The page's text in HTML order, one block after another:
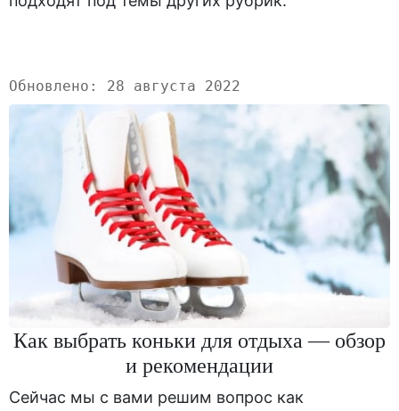
Обновлено: 28 августа 2022
Как выбрать коньки для отдыха — обзор
и рекомендации
Сейчас мы с вами решим вопрос как